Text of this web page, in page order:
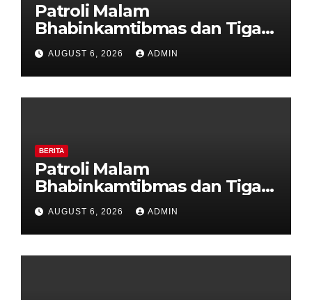
Patroli Malam
Bhabinkamtibmas dan Tiga
Pilar Kelurahan Ungaran
Perkuat Kamtibmas, Warga
Diajak Aktifkan Ronda
AUGUST 6, 2026 ADMIN
BERITA
Patroli Malam
Bhabinkamtibmas dan Tiga
Pilar Kelurahan Ungaran
Perkuat Kamtibmas, Warga
Diajak Aktifkan Ronda
AUGUST 6, 2026 ADMIN